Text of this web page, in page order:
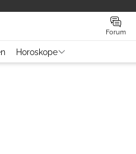
Forum
Horoskope